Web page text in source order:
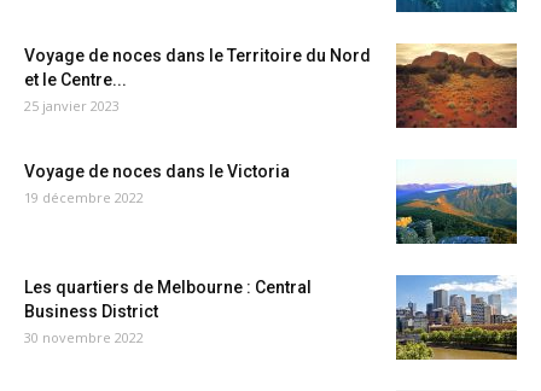
Voyage de noces dans le Territoire du Nord
et le Centre...
25 janvier 2023
Voyage de noces dans le Victoria
19 décembre 2022
Les quartiers de Melbourne : Central
Business District
30 novembre 2022